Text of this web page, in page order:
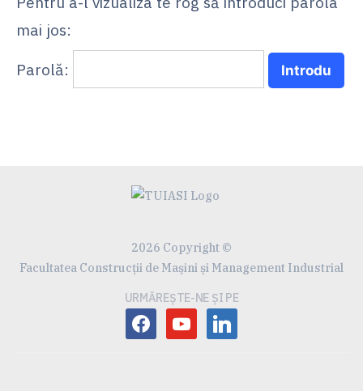
mai jos:
Parolă:
2026 Copyright ©
Facultatea Construcţii de Maşini și Management Industrial
URMĂREȘTE-NE ȘI PE
facebookyoutubelinkedin